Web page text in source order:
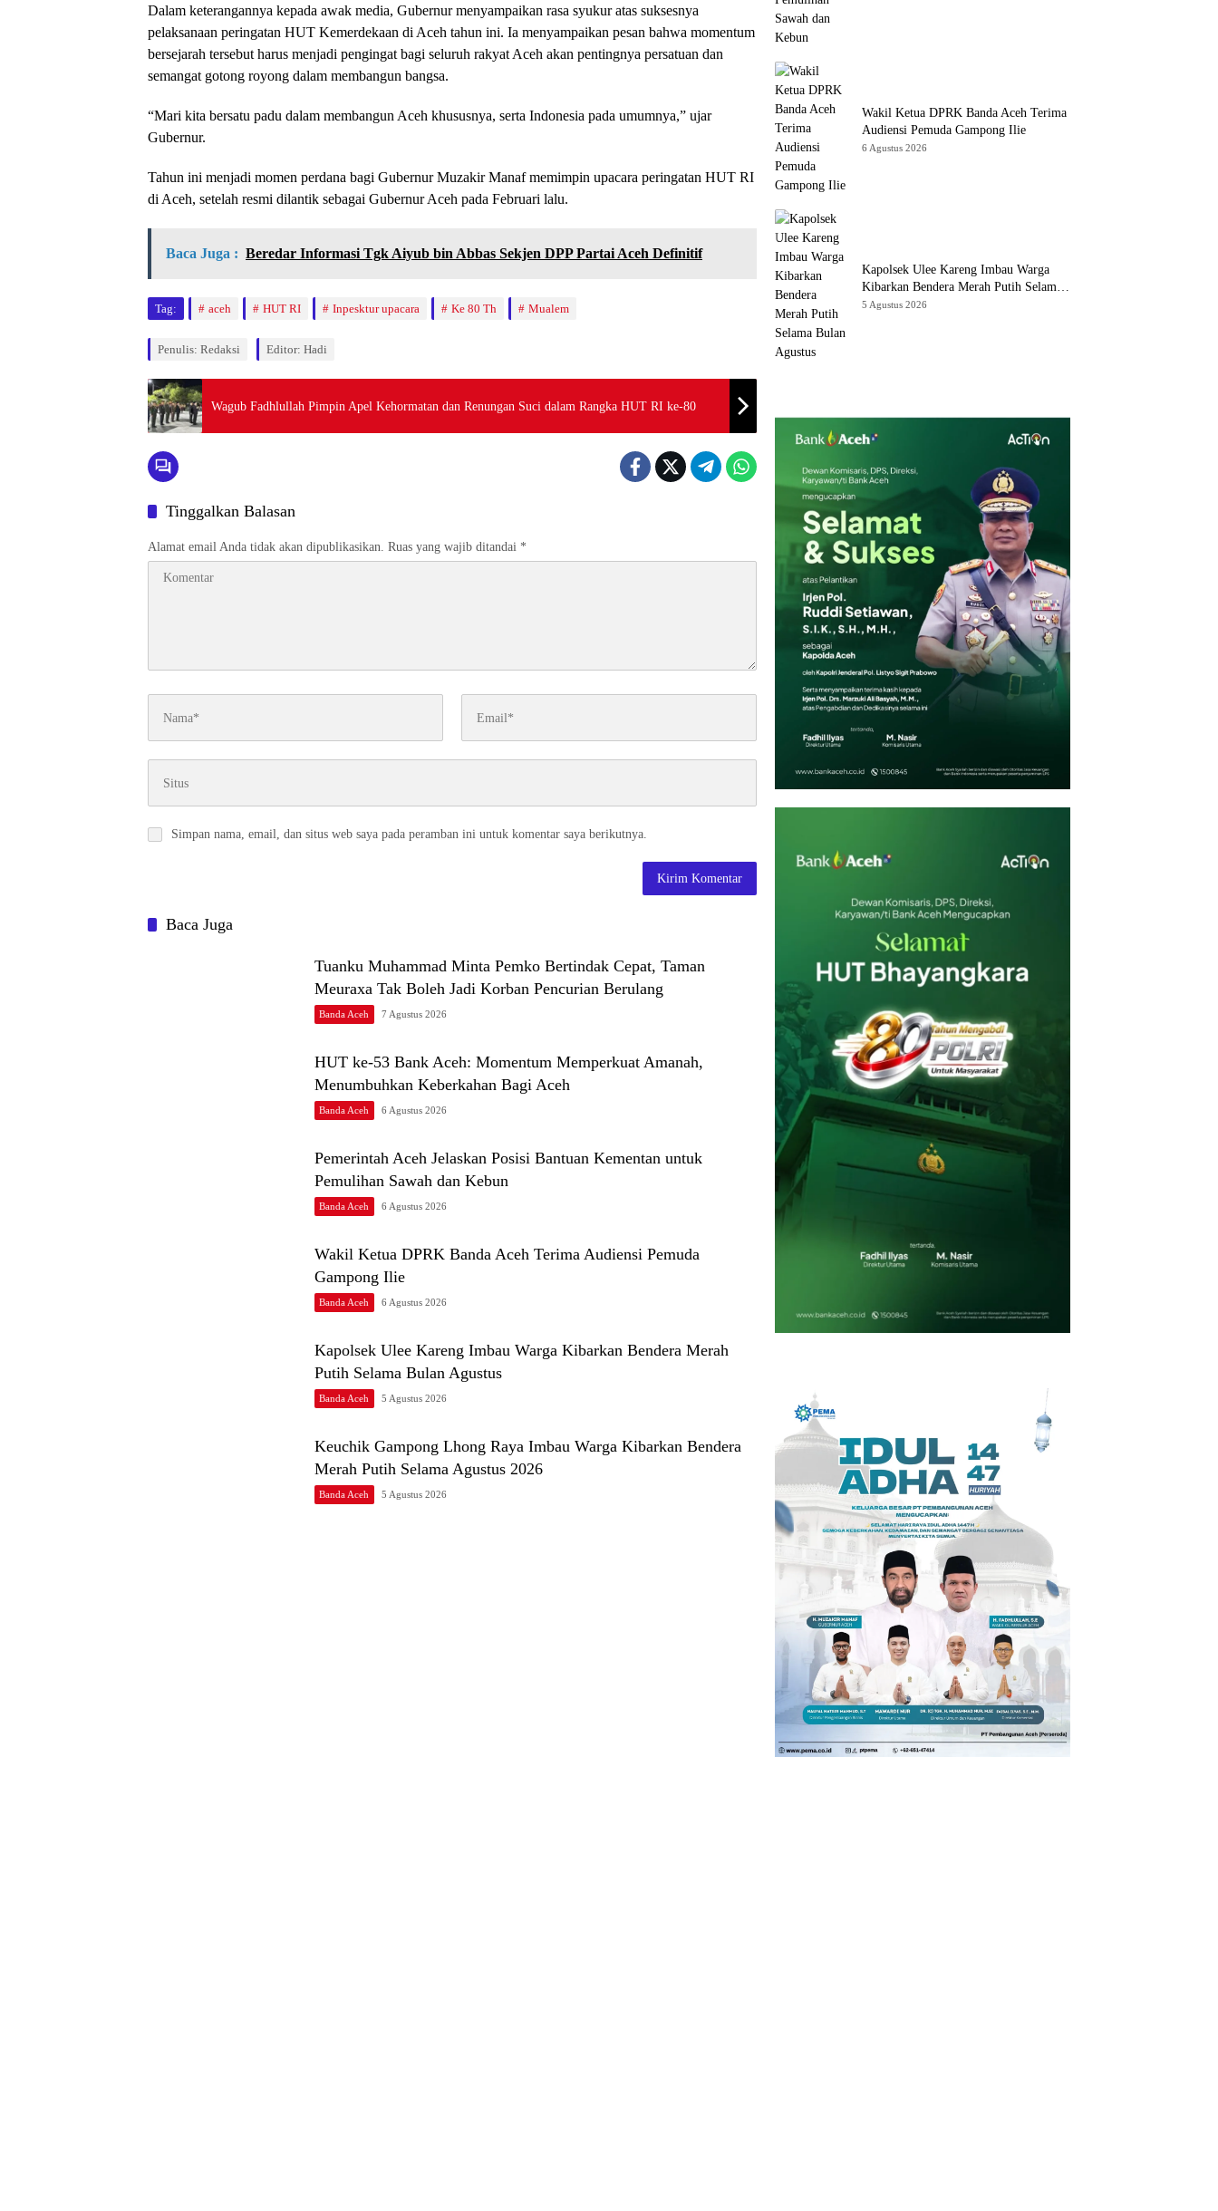
Dalam keterangannya kepada awak media, Gubernur menyampaikan rasa syukur atas suksesnya
pelaksanaan peringatan HUT Kemerdekaan di Aceh tahun ini. Ia menyampaikan pesan bahwa momentum
bersejarah tersebut harus menjadi pengingat bagi seluruh rakyat Aceh akan pentingnya persatuan dan
semangat gotong royong dalam membangun bangsa.
“Mari kita bersatu padu dalam membangun Aceh khususnya, serta Indonesia pada umumnya,” ujar
Gubernur.
Tahun ini menjadi momen perdana bagi Gubernur Muzakir Manaf memimpin upacara peringatan HUT RI
di Aceh, setelah resmi dilantik sebagai Gubernur Aceh pada Februari lalu.
Baca Juga : Beredar Informasi Tgk Aiyub bin Abbas Sekjen DPP Partai Aceh Definitif
Tag: aceh HUT RI Inpesktur upacara Ke 80 Th Mualem
Penulis: Redaksi Editor: Hadi
Wagub Fadhlullah Pimpin Apel Kehormatan dan Renungan Suci dalam Rangka HUT RI ke-80
Tinggalkan Balasan
Alamat email Anda tidak akan dipublikasikan. Ruas yang wajib ditandai *
Simpan nama, email, dan situs web saya pada peramban ini untuk komentar saya berikutnya.
Baca Juga
Tuanku Muhammad Minta Pemko Bertindak Cepat, Taman
Meuraxa Tak Boleh Jadi Korban Pencurian Berulang
Banda Aceh 7 Agustus 2026
HUT ke-53 Bank Aceh: Momentum Memperkuat Amanah,
Menumbuhkan Keberkahan Bagi Aceh
Banda Aceh 6 Agustus 2026
Pemerintah Aceh Jelaskan Posisi Bantuan Kementan untuk
Pemulihan Sawah dan Kebun
Banda Aceh 6 Agustus 2026
Wakil Ketua DPRK Banda Aceh Terima Audiensi Pemuda
Gampong Ilie
Banda Aceh 6 Agustus 2026
Kapolsek Ulee Kareng Imbau Warga Kibarkan Bendera Merah
Putih Selama Bulan Agustus
Banda Aceh 5 Agustus 2026
Keuchik Gampong Lhong Raya Imbau Warga Kibarkan Bendera
Merah Putih Selama Agustus 2026
Banda Aceh 5 Agustus 2026
Wakil Ketua DPRK Banda Aceh Terima
Audiensi Pemuda Gampong Ilie
6 Agustus 2026
Kapolsek Ulee Kareng Imbau Warga
Kibarkan Bendera Merah Putih Selama
Bulan Agustus
5 Agustus 2026